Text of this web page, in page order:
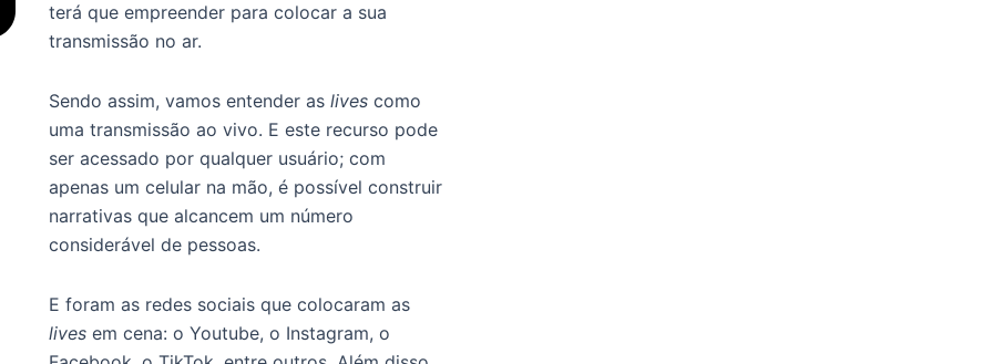
terá que empreender para colocar a sua
transmissão no ar.
Sendo assim, vamos entender as livescomo
uma transmissão ao vivo. E este recurso pode
ser acessado por qualquer usuário; com
apenas um celular na mão, é possível construir
narrativas que alcancem um número
considerável de pessoas.
E foram as redes sociais que colocaram as
livesem cena: o Youtube, o Instagram, o